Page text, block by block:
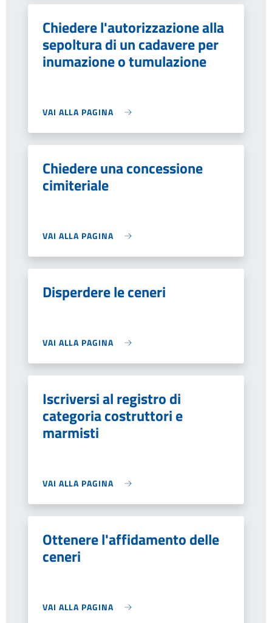
Chiedere l'autorizzazione alla
sepoltura di un cadavere per
inumazione o tumulazione
VAI ALLA PAGINA
Chiedere una concessione
cimiteriale
VAI ALLA PAGINA
Disperdere le ceneri
VAI ALLA PAGINA
Iscriversi al registro di
categoria costruttori e
marmisti
VAI ALLA PAGINA
Ottenere l'affidamento delle
ceneri
VAI ALLA PAGINA